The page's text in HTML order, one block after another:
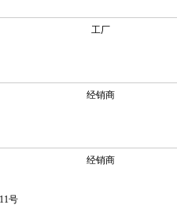
工厂
经销商
号
经销商